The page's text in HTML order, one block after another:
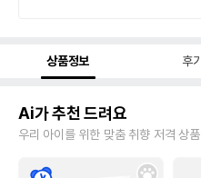
상품정보 후기
Ai가 추천 드려요
우리 아이를 위한 맞춤 취향 저격 상품